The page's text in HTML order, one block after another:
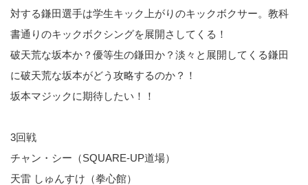
対する鎌田選手は学生キック上がりのキックボクサー。教科
書通りのキックボクシングを展開さしてくる！
破天荒な坂本か？優等生の鎌田か？淡々と展開してくる鎌田
に破天荒な坂本がどう攻略するのか？！
坂本マジックに期待したい！！
3回戦
チャン・シー（SQUARE-UP道場）
天雷 しゅんすけ（拳心館）